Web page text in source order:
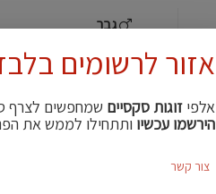
גבר
הוא
ירושלים והסביבה
אזור לרשומים
אלפיזוגות סקסיים שמחפשים לצרף
הירשמו עכשיו ותתחילו לממש את
צור קשר